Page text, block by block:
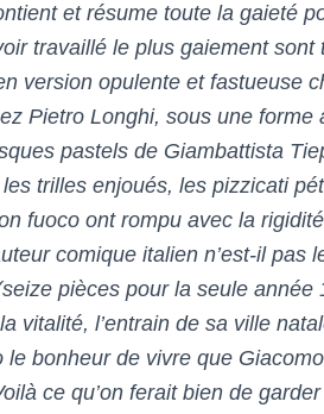
et résume toute la gaieté
travaillé le plus gaiement sont
version opulente et fastueuse
Pietro Longhi, sous une forme
pastels de Giambattista
trilles enjoués, les pizzicati
fuoco ont rompu avec la
comique italien n’est-il pas
pièces pour la seule année
vitalité, l’entrain de sa ville
bonheur de vivre que
ce qu’on ferait bien de